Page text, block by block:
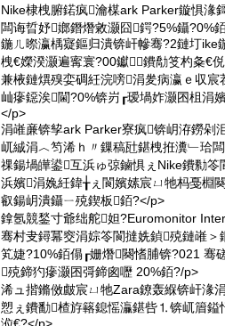
Nike棣栧腑鍩疯瀹楳ark Parker鏇惧湪
闆诲晢妤嫏鐕熸敹灏囧鍔?5%鑷?0%
鍦ㄦ暩瀛楀寲鏂归潰锛屽幓骞?2鏈圢ike
栧€嬫湀灏遍寗寰?00钀鐨勪笅杓夈€
兼棭鏈熼殠娈碉紝浣嗙涓夎病瀛ｅ収
屾瘮鐚涘閫?0%锛岃┎瑷堝妰灏囨柤涓
</p>
涓嶉亷锛孧ark Parker寮疯锛岄洊鐒剁
屼絾涓︿笉浠ｈ〃鏁稿瓧鍖栧拰瀵﹂珨
祼鍚堝皣鍙互浜ゅ弶鏀惧ぇNike鐨勬笭
浜嬪涓婏紝鍏╁ぇ閬嬪嫊宸ㄩ牠杩戞棩
叡鍚岄潰鑷ㄧ殑鍥板銆?</p>
鎿氬競鍫寸爺绌舵妲?Euromonitor
骞村叏鐞冪窔涓婃笭閬撻姺鍞殑鏈嶉
笂婕?10%銆傝┎姗熸闋愭脯锛?021 骞
殑鍗犳瘮灏囨彁鍗囪嚦 20%銆?/p>
浠ュ揩鏅傚皻宸ㄩ牠Zara鐐轰緥锛屽湪
愬ぇ鐨勫楂斿簵鎴愮灜鍖呰⒈锛屼篃鎰